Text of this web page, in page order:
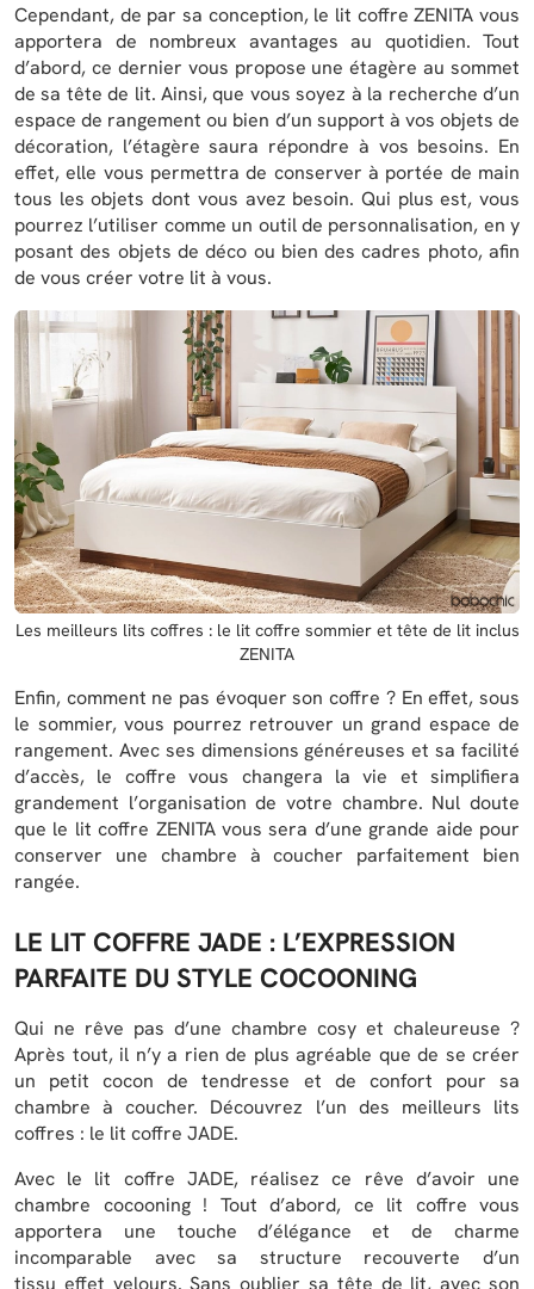
Cependant, de par sa conception, le lit coffre ZENITA vous
apportera de nombreux avantages au quotidien. Tout
d’abord, ce dernier vous propose une étagère au sommet
de sa tête de lit. Ainsi, que vous soyez à la recherche d’un
espace de rangement ou bien d’un support à vos objets de
décoration, l’étagère saura répondre à vos besoins. En
effet, elle vous permettra de conserver à portée de main
tous les objets dont vous avez besoin. Qui plus est, vous
pourrez l’utiliser comme un outil de personnalisation, en y
posant des objets de déco ou bien des cadres photo, afin
de vous créer votre lit à vous.
Les meilleurs lits coffres : le lit coffre sommier et tête de lit inclus
ZENITA
Enfin, comment ne pas évoquer son coffre ? En effet, sous
le sommier, vous pourrez retrouver un grand espace de
rangement. Avec ses dimensions généreuses et sa facilité
d’accès, le coffre vous changera la vie et simplifiera
grandement l’organisation de votre chambre. Nul doute
que le lit coffre ZENITA vous sera d’une grande aide pour
conserver une chambre à coucher parfaitement bien
rangée.
LE LIT COFFRE JADE : L’EXPRESSION
PARFAITE DU STYLE COCOONING
Qui ne rêve pas d’une chambre cosy et chaleureuse ?
Après tout, il n’y a rien de plus agréable que de se créer
un petit cocon de tendresse et de confort pour sa
chambre à coucher. Découvrez l’un des meilleurs lits
coffres : le lit coffre JADE.
Avec le lit coffre JADE, réalisez ce rêve d’avoir une
chambre cocooning ! Tout d’abord, ce lit coffre vous
apportera une touche d’élégance et de charme
incomparable avec sa structure recouverte d’un
tissu effet velours. Sans oublier sa tête de lit, avec son